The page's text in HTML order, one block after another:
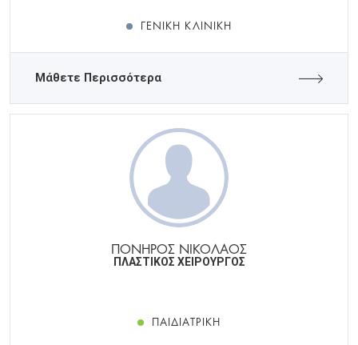
ΓΕΝΙΚΉ ΚΛΙΝΙΚΉ
Μάθετε Περισσότερα
ΠΟΝΗΡΟΣ ΝΙΚΟΛΑΟΣ
ΠΛΑΣΤΙΚΟΣ ΧΕΙΡΟΥΡΓΟΣ
ΠΑΙΔΙΑΤΡΙΚΉ